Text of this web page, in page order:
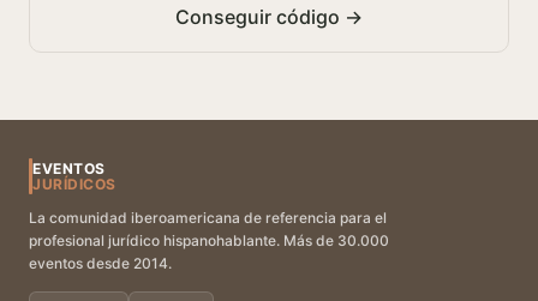
Conseguir código →
EVENTOS
JURÍDICOS
La comunidad iberoamericana de referencia para el
profesional jurídico hispanohablante. Más de 30.000
eventos desde 2014.